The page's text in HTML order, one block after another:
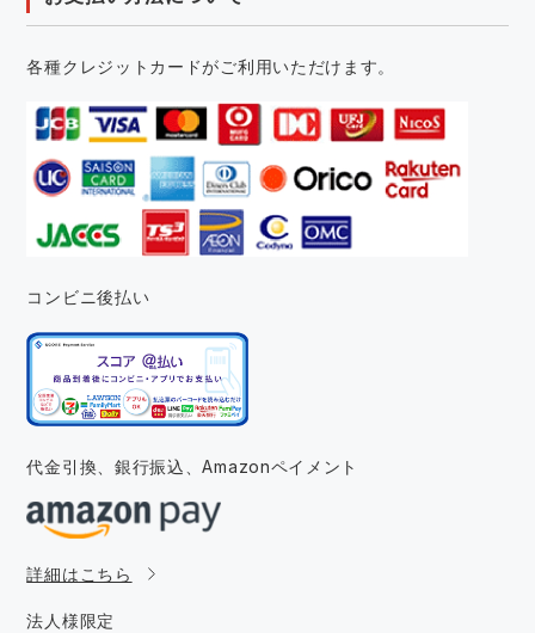
各種クレジットカードがご利用いただけます。
コンビニ後払い
代金引換、銀行振込、Amazonペイメント
詳細はこちら
法人様限定